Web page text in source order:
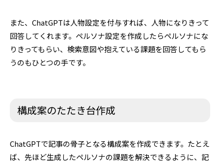
また、ChatGPTは人物設定を付与すれば、人物になりきって
回答してくれます。ペルソナ設定を作成したらペルソナにな
りきってもらい、検索意図や抱えている課題を回答してもら
うのもひとつの手です。
構成案のたたき台作成
ChatGPTで記事の骨子となる構成案を作成できます。たとえ
ば、先ほど生成したペルソナの課題を解決できるように、記